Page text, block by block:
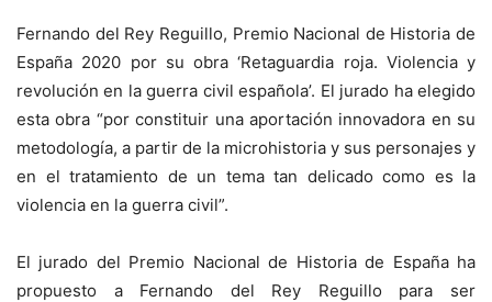
Fernando del Rey Reguillo, Premio Nacional de Historia de
España 2020 por su obra ‘Retaguardia roja. Violencia y
revolución en la guerra civil española’. El jurado ha elegido
esta obra “por constituir una aportación innovadora en su
metodología, a partir de la microhistoria y sus personajes y
en el tratamiento de un tema tan delicado como es la
violencia en la guerra civil”.
El jurado del Premio Nacional de Historia de España ha
propuesto a Fernando del Rey Reguillo para ser